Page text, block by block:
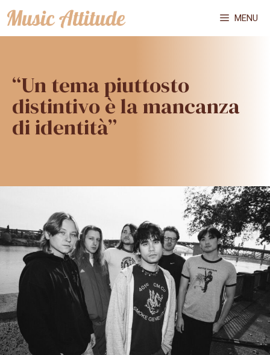
Vai
al
MENU
“Un tema piuttosto
distintivo è la mancanza
di identità”